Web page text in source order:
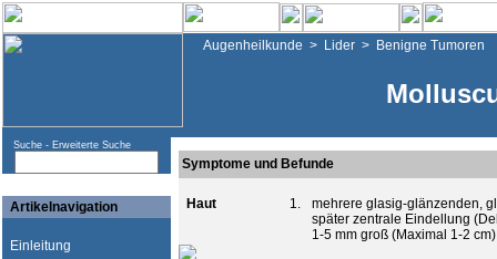
Augenheilkunde > Lider > Benigne Tumoren
Suche - Erweiterte Suche
Artikelnavigation
Einleitung
Symptome und Befunde
Haut 1.
mehrere glasig-glänzenden,
später zentrale Eindellung
1-5 mm groß (Maximal 1-2